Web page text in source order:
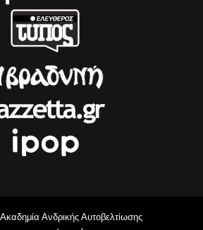
Ανδρικής Αυτοβελτίωσης